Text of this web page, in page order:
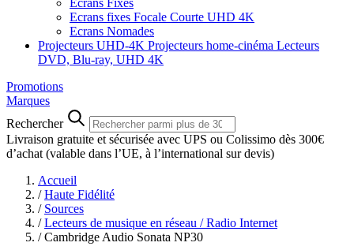
Ecrans Fixes
Ecrans fixes Focale Courte UHD 4K
Ecrans Nomades
Projecteurs UHD-4K Projecteurs home-cinéma Lecteurs
DVD, Blu-ray, UHD 4K
Promotions
Marques
Rechercher
Livraison gratuite et sécurisée avec UPS ou Colissimo dès 300€
d’achat (valable dans l’UE, à l’international sur devis)
Accueil
/ Haute Fidélité
/ Sources
/ Lecteurs de musique en réseau / Radio Internet
/ Cambridge Audio Sonata NP30